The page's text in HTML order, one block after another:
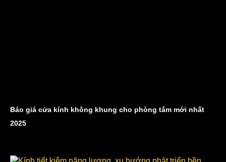
Báo giá cửa kính không khung cho phòng tắm mới nhất
2025